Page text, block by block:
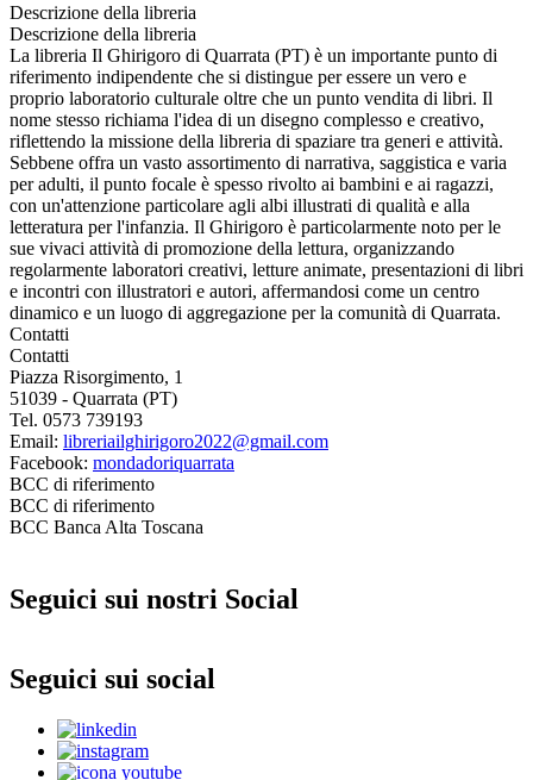
Descrizione della libreria
Descrizione della libreria
La libreria Il Ghirigoro di Quarrata (PT) è un importante punto di
riferimento indipendente che si distingue per essere un vero e
proprio laboratorio culturale oltre che un punto vendita di libri. Il
nome stesso richiama l'idea di un disegno complesso e creativo,
riflettendo la missione della libreria di spaziare tra generi e attività.
Sebbene offra un vasto assortimento di narrativa, saggistica e varia
per adulti, il punto focale è spesso rivolto ai bambini e ai ragazzi,
con un'attenzione particolare agli albi illustrati di qualità e alla
letteratura per l'infanzia. Il Ghirigoro è particolarmente noto per le
sue vivaci attività di promozione della lettura, organizzando
regolarmente laboratori creativi, letture animate, presentazioni di libri
e incontri con illustratori e autori, affermandosi come un centro
dinamico e un luogo di aggregazione per la comunità di Quarrata.
Contatti
Contatti
Piazza Risorgimento, 1
51039 - Quarrata (PT)
Tel. 0573 739193
Email: libreriailghirigoro2022@gmail.com
Facebook: mondadoriquarrata
BCC di riferimento
BCC di riferimento
BCC Banca Alta Toscana
Seguici sui nostri Social
Seguici sui social